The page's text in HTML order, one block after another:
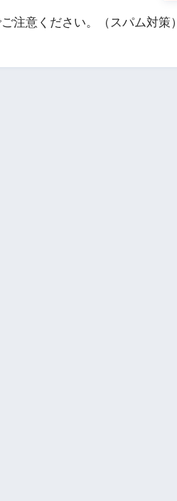
注意ください。（スパム対策）